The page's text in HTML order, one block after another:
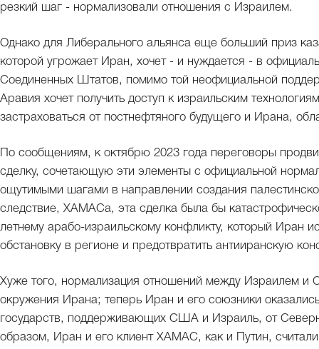
резкий шаг - нормализовали отношения с Израилем.
Однако для Либерального альянса еще больший приз
которой угрожает Иран, хочет - и нуждается - в
Соединенных Штатов, помимо той неофициальной
Аравия хочет получить доступ к израильским
застраховаться от постнефтяного будущего и Ирана,
По сообщениям, к октябрю 2023 года переговоры
сделку, сочетающую эти элементы с официальной
ощутимыми шагами в направлении создания
следствие, ХАМАСа, эта сделка была бы
летнему арабо-израильскому конфликту, который Иран
обстановку в регионе и предотвратить антииранскую
Хуже того, нормализация отношений между Израилем и
окружения Ирана; теперь Иран и его союзники
государств, поддерживающих США и Израиль, от
образом, Иран и его клиент ХАМАС, как и Путин,